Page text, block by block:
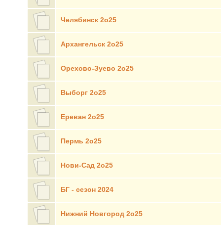
Челябинск 2о25
Архангельск 2о25
Орехово-Зуево 2о25
Выборг 2о25
Ереван 2о25
Пермь 2о25
Нови-Сад 2о25
БГ - сезон 2024
Нижний Новгород 2о25